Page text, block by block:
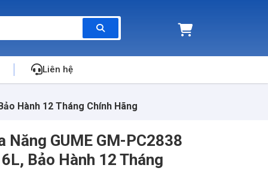
Liên hệ
Hành 12 Tháng Chính Hãng
Năng GUME GM-PC2838
Bảo Hành 12 Tháng